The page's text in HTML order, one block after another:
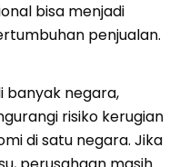
bisa menjadi
penjualan.
banyak negara,
risiko kerugian
di satu negara. Jika